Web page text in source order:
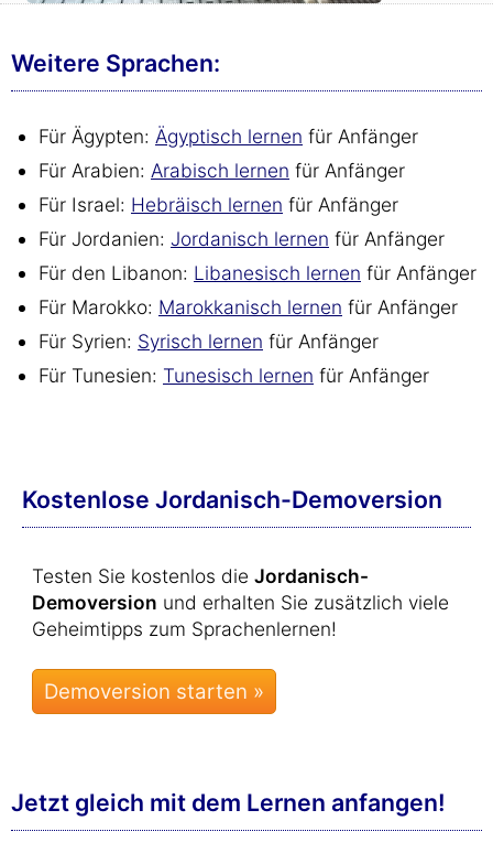
Weitere Sprachen:
Für Ägypten: Ägyptisch lernen für Anfänger
Für Arabien: Arabisch lernen für Anfänger
Für Israel: Hebräisch lernen für Anfänger
Für Jordanien: Jordanisch lernen für Anfänger
Für den Libanon: Libanesisch lernen für Anfänger
Für Marokko: Marokkanisch lernen für Anfänger
Für Syrien: Syrisch lernen für Anfänger
Für Tunesien: Tunesisch lernen für Anfänger
Kostenlose Jordanisch-Demoversion
Testen Sie kostenlos die Jordanisch-
Demoversion und erhalten Sie zusätzlich viele
Geheimtipps zum Sprachenlernen!
Jetzt gleich mit dem Lernen anfangen!